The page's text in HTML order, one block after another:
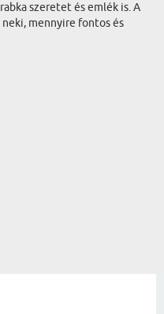
szeretet és emlék is. A
mennyire fontos és